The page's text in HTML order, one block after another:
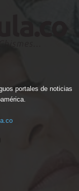
portales de noticias